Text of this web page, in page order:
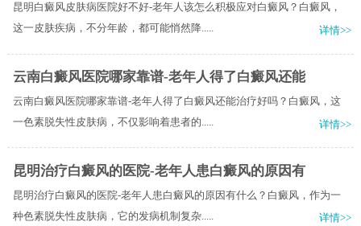
昆明白癜风皮肤病医院好不好-老年人该怎么积极应对白癜风？白癜风，
这一皮肤疾病，不分年龄，都可能悄然降.....
详情>>
云南白癜风医院哪家靠谱-老年人得了白癜风还能
云南白癜风医院哪家靠谱-老年人得了白癜风还能治疗好吗？白癜风，这
一色素脱失性皮肤病，不仅影响着患者的.....
详情>>
昆明治疗白癜风的医院-老年人患白癜风的原因有
昆明治疗白癜风的医院-老年人患白癜风的原因有什么？白癜风，作为一
种色素脱失性皮肤病，它的发病机制复杂.....
详情>>